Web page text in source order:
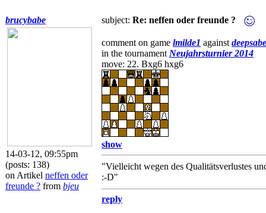
brucybabe
14-03-12, 09:55pm
(posts: 138)
on Artikel neffen oder
freunde ? from bjeu
subject: Re: neffen oder freunde ?
comment on game lmilde1 against
in the tournament Neujahrsturnier 2014
move: 22. Bxg6 hxg6
show
"Vielleicht wegen des Qualitätsverlustes
:-D"
reply